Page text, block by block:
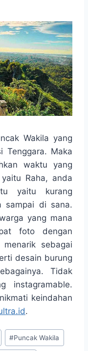
Wakila yang
Tenggara. Maka
waktu yang
Raha, anda
yaitu kurang
sampai di sana.
yang mana
foto dengan
sebagai
desain burung
Tidak
instagramable.
keindahan
.
#Puncak Wakila